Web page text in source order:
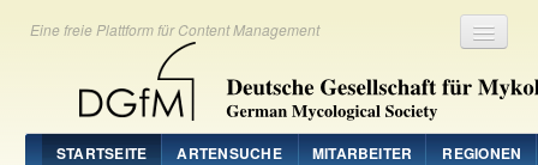
Eine freie Plattform für Content Management
STARTSEITE ARTENSUCHE MITARBEITER REGIONEN